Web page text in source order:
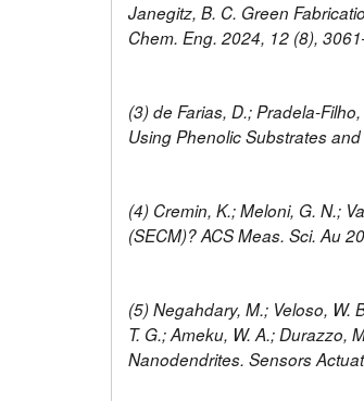
Janegitz, B. C. Green
Chem. Eng. 2024, 12 (8),
(3) de Farias, D.; Pradela-
Using Phenolic Substrates
(4) Cremin, K.; Meloni, G. N.;
(SECM)? ACS Meas. Sci. Au
(5) Negahdary, M.; Veloso, W.
T. G.; Ameku, W. A.; Durazzo,
Nanodendrites. Sensors